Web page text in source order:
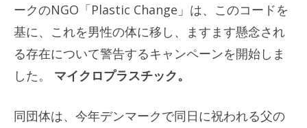
ークのNGO「Plastic Change」は、このコードを
基に、これを男性の体に移し、ますます懸念され
る存在について警告するキャンペーンを開始しま
した。 マイクロプラスチック。
同団体は、今年デンマークで同日に祝われる父の